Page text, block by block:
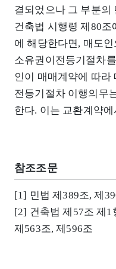
결되었으나 그 부분의
건축법 시행령 제80
에 해당한다면, 매도
소유권이전등기절차
인이 매매계약에 따라
전등기절차 이행의무
한다. 이는 교환계약
참조조문
[1] 민법 제389조, 제
[2] 건축법 제57조 제1
제563조, 제596조